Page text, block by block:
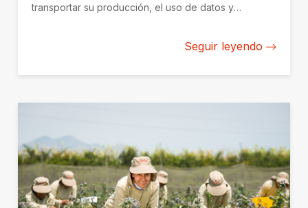
transportar su producción, el uso de datos y
Seguir leyendo